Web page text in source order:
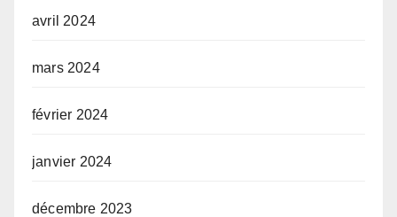
avril 2024
mars 2024
février 2024
janvier 2024
décembre 2023